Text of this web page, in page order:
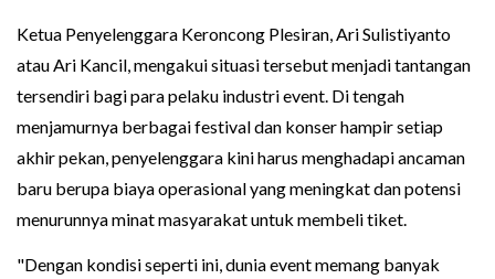
Ketua Penyelenggara Keroncong Plesiran, Ari Sulistiyanto
atau Ari Kancil, mengakui situasi tersebut menjadi tantangan
tersendiri bagi para pelaku industri event. Di tengah
menjamurnya berbagai festival dan konser hampir setiap
akhir pekan, penyelenggara kini harus menghadapi ancaman
baru berupa biaya operasional yang meningkat dan potensi
menurunnya minat masyarakat untuk membeli tiket.
"Dengan kondisi seperti ini, dunia event memang banyak